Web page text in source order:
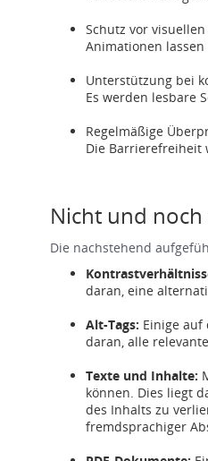
Schutz vor visuellen
Animationen
Unterstützung bei
Es werden lesbare
Regelmäßige
Die Barrierefreiheit
Nicht und
Die nachstehend
daran, eine
Alt-Tags: Einige
daran, alle
Texte und Inhalte:
können. Dies liegt
des Inhalts zu
fremdsprachiger